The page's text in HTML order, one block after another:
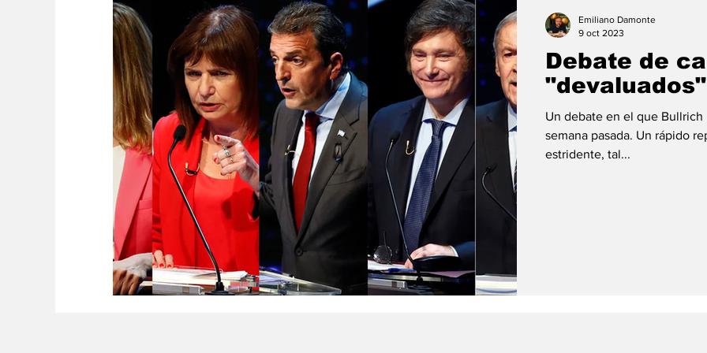
Ambiente Editorial Economía y Producción #economia #consumo
Debate de
"devaluados"
Un debate en el que
semana pasada. Un rápido
estridente, tal...
Emiliano Damonte
9 oct 2023